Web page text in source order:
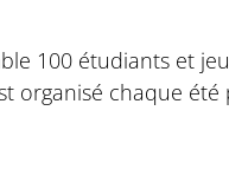
100 étudiants et
organisé chaque